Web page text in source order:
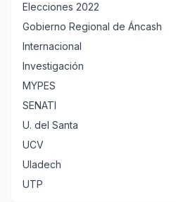
Elecciones 2022
Gobierno Regional de Áncash
Internacional
Investigación
MYPES
SENATI
U. del Santa
UCV
Uladech
UTP